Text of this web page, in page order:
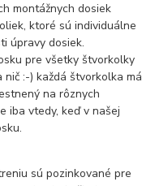
montážnych dosiek
ktoré sú individuálne
úpravy dosiek.
pre všetky štvorkolky
:-) každá štvorkolka má
na rôznych
iba vtedy, keď v našej
sú pozinkované pre